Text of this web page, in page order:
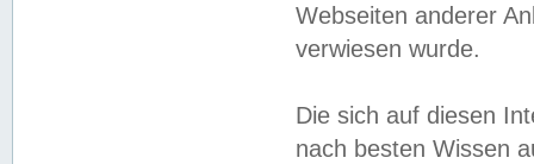
Webseiten anderer
verwiesen wurde.
Die sich auf diesen
nach besten Wissen